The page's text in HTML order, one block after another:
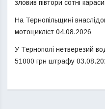
зловив півтори сотні
На Тернопільщині
мотоцикліст 04.08.2026
У Тернополі нетверезий
51000 грн штрафу